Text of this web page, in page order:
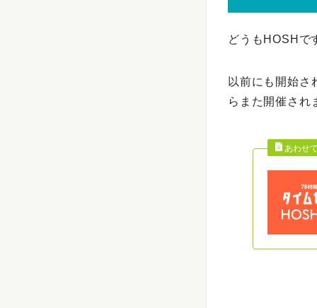
どうもHOSHで
以前にも開始
らまた開催され